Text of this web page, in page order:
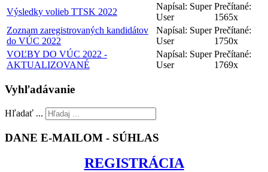
Výsledky volieb TTSK 2022
Napísal: Super
User
Prečítané:
1565x
Zoznam zaregistrovaných kandidátov
do VÚC 2022
Napísal: Super
User
Prečítané:
1750x
VOĽBY DO VÚC 2022 -
AKTUALIZOVANÉ
Napísal: Super
User
Prečítané:
1769x
Vyhľadávanie
Hľadať ...
DANE E-MAILOM - SÚHLAS
REGISTRÁCIA